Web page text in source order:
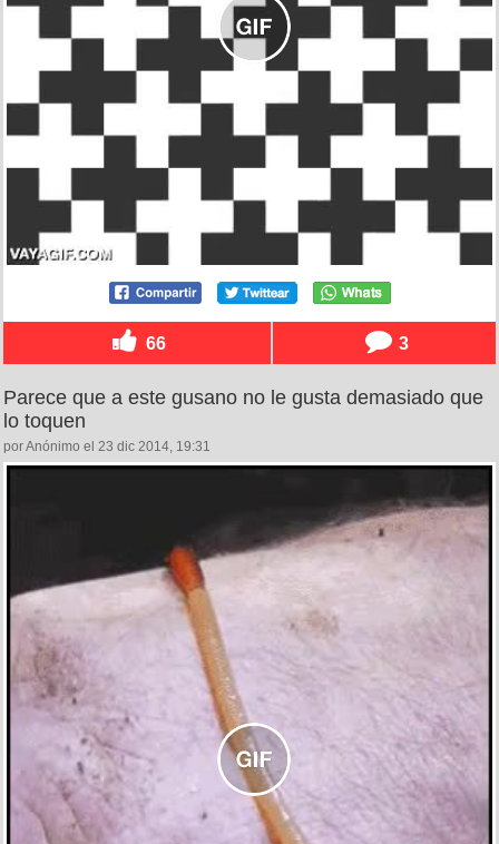
66 3
Parece que a este gusano no le gusta demasiado que
lo toquen
por Anónimo el 23 dic 2014, 19:31